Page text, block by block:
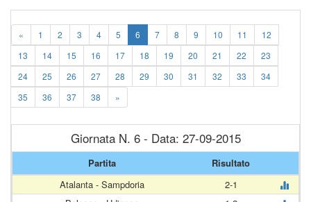
« 1 2 3 4 5 6 7 8 9 10 11
12
13
14 15 16 17 18 19 20 21 22
23
24
25 26 27 28 29 30 31 32 33
34
35
36 37 38 »
Giornata N. 6 - Data: 27-09-2015
Partita
Risultato
Atalanta - Sampdoria
2-1